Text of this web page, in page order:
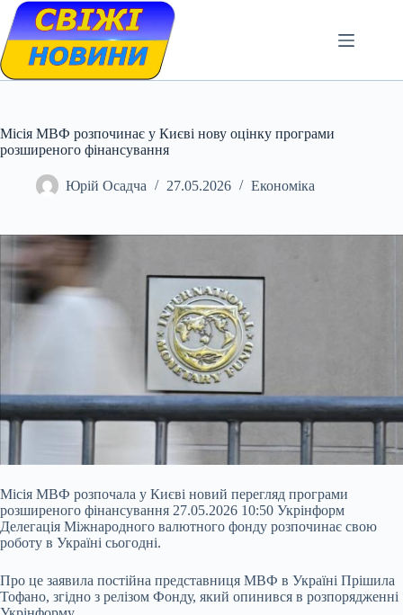
Skip
content
Місія МВФ розпочинає у Києві нову оцінку програми
розширеного фінансування
Юрій Осадча 27.05.2026 Економіка
Місія МВФ розпочала у Києві новий перегляд програми
розширеного фінансування 27.05.2026 10:50 Укрінформ
Делегація Міжнародного валютного фонду розпочинає свою
роботу в Україні сьогодні.
Про це заявила постійна представниця МВФ в Україні Прішила
Тофано, згідно з релізом Фонду, який опинився в розпорядженні